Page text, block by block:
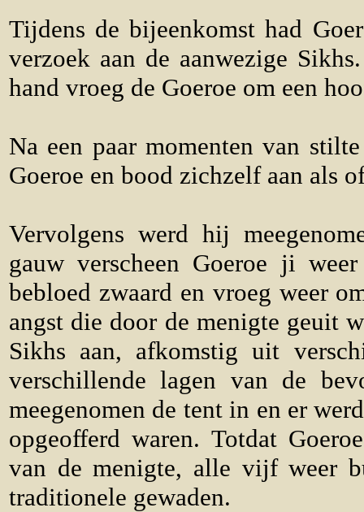
Tijdens de bijeenkomst had
verzoek aan de aanwezige
hand vroeg de Goeroe om een
Na een paar momenten van
Goeroe en bood zichzelf aan als
Vervolgens werd hij
gauw verscheen Goeroe ji
bebloed zwaard en vroeg weer
angst die door de menigte geuit
Sikhs aan, afkomstig uit
verschillende lagen van de
meegenomen de tent in en er
opgeofferd waren. Totdat
van de menigte, alle vijf weer
traditionele gewaden.